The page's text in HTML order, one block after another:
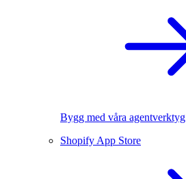
Bygg med våra agentverktyg
Shopify App Store